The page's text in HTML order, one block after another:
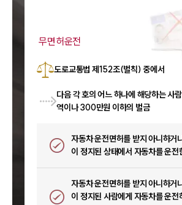
무면허운전
도로교통법 제152조(벌칙) 중에서
다음 각 호의 어느 하나에 해당하는 사
역이나 300만원 이하의 벌금
자동차 운전면허를 받지 아니하거
이 정지된 상태에서 자동차를 운전
자동차 운전면허를 받지 아니하거
이 정지된 사람에게 자동차를 운전